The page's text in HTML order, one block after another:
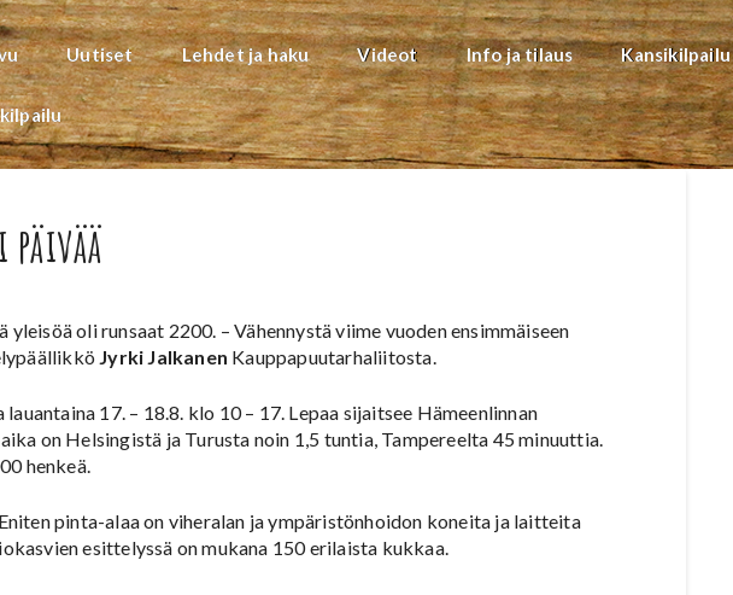
Uutiset Lehdet ja haku Videot Info ja tilaus Kansikilpailu
päivää
yleisöä oli runsaat 2200. – Vähennystä viime vuoden ensimmäiseen
Jyrki Jalkanen Kauppapuutarhaliitosta.
17. – 18.8. klo 10 – 17. Lepaa sijaitsee Hämeenlinnan
on Helsingistä ja Turusta noin 1,5 tuntia, Tampereelta 45 minuuttia.
henkeä.
pinta-alaa on viheralan ja ympäristönhoidon koneita ja laitteita
esittelyssä on mukana 150 erilaista kukkaa.